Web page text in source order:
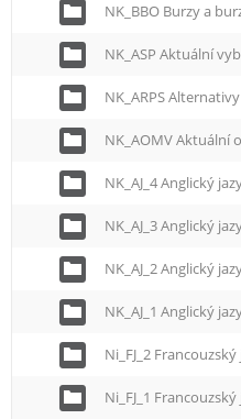
NK_BBO Burzy a
NK_ASP Aktuální
NK_ARPS
NK_AOMV Aktuální
NK_AJ_4 Anglický
NK_AJ_3 Anglický
NK_AJ_2 Anglický
NK_AJ_1 Anglický
Ni_FJ_2
Ni_FJ_1 Francouzský